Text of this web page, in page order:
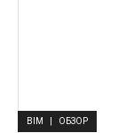
BIM ОБЗОР